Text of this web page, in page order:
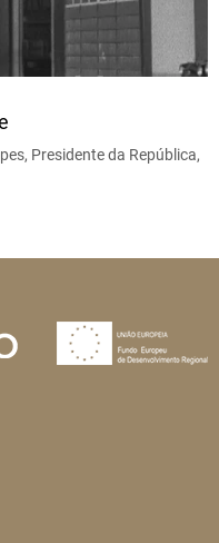
Presidente da República,